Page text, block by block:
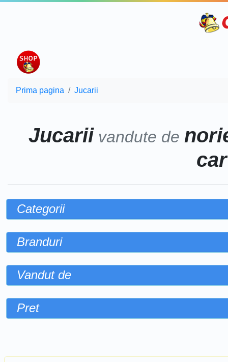
Prima pagina Jucarii
Jucarii vandute de
Categorii
Branduri
Vandut de
Pret